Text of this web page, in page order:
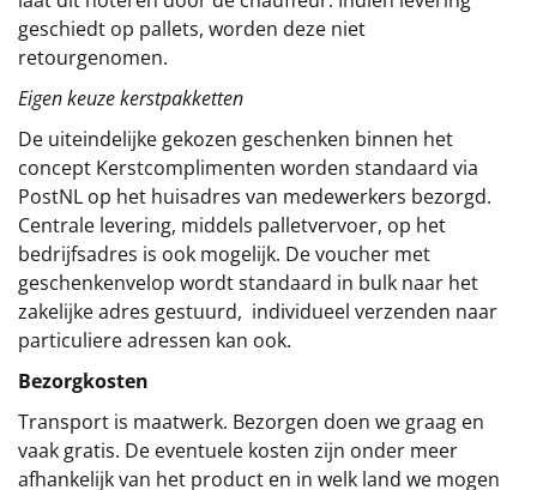
geschiedt op pallets, worden deze niet
retourgenomen.
Eigen keuze kerstpakketten
De uiteindelijke gekozen geschenken binnen het
concept Kerstcomplimenten worden standaard via
PostNL op het huisadres van medewerkers bezorgd.
Centrale levering, middels palletvervoer, op het
bedrijfsadres is ook mogelijk. De voucher met
geschenkenvelop wordt standaard in bulk naar het
zakelijke adres gestuurd, individueel verzenden naar
particuliere adressen kan ook.
Bezorgkosten
Transport is maatwerk. Bezorgen doen we graag en
vaak gratis. De eventuele kosten zijn onder meer
afhankelijk van het product en in welk land we mogen